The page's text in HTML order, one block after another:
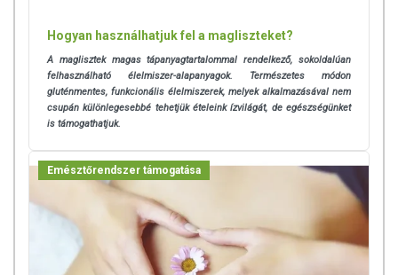
Hogyan használhatjuk fel a magliszteket?
A maglisztek magas tápanyagtartalommal rendelkező, sokoldalúan
felhasználható élelmiszer-alapanyagok. Természetes módon
gluténmentes, funkcionális élelmiszerek, melyek alkalmazásával nem
csupán különlegesebbé tehetjük ételeink ízvilágát, de egészségünket
is támogathatjuk.
Emésztőrendszer támogatása